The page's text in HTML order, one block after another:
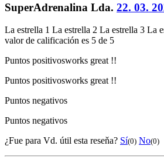
SuperAdrenalina Lda. 22. 03.
La estrella 1 La estrella 2 La estrella 3 La
valor de calificación es 5 de 5
Puntos positivosworks great !!
Puntos positivosworks great !!
Puntos negativos
Puntos negativos
¿Fue para Vd. útil esta reseňa? Sí(0) No(0)